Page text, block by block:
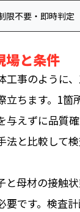
限不要・即時判定
場と条件
工事のように
立ちます。1
与えずに品質
法と比較して
と母材の接触
要です。検査